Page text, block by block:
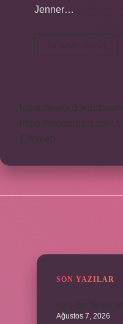
Jenner…
Devamını okuyun
Hangi
https://
https://modarazzi.com.tr
Sitemap
SON YAZILAR
Ağustos 7, 2026